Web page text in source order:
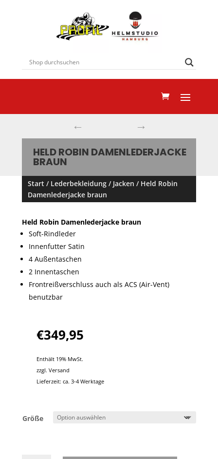
← →
HELD ROBIN DAMENLEDERJACKE
BRAUN
Start / Lederbekleidung/ Jacken / Held Robin
Damenlederjacke braun
Held Robin Damenlederjacke braun
Soft-Rindleder
Innenfutter Satin
4 Außentaschen
2 Innentaschen
Frontreißverschluss auch als ACS (Air-Vent)
benutzbar
€349,95
Enthält 19% MwSt.
zzgl. Versand
Lieferzeit: ca. 3-4 Werktage
Größe